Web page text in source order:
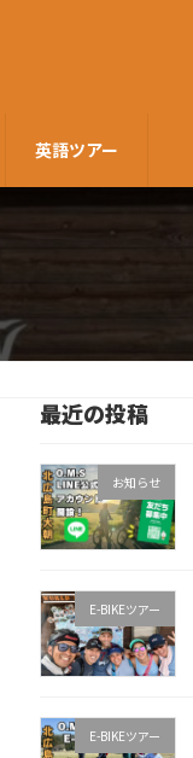
英語ツアー
最近の投稿
お知らせ
E-BIKEツアー
E-BIKEツアー